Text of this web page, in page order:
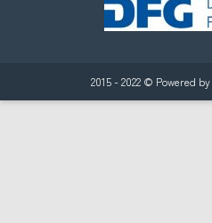
2015 - 2022 © Powered by